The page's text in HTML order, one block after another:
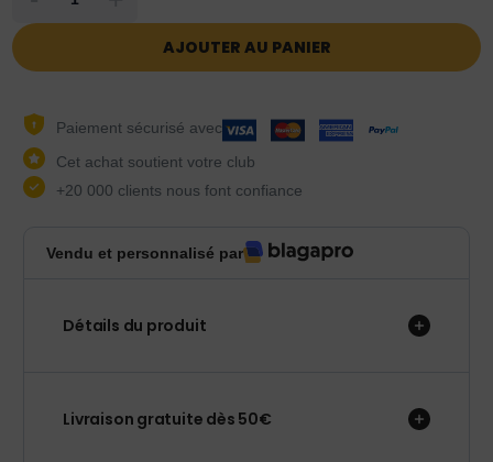
AJOUTER AU PANIER
Paiement sécurisé avec
Cet achat soutient votre club
+20 000 clients nous font confiance
Vendu et personnalisé par
Détails du produit
Livraison gratuite dès 50€